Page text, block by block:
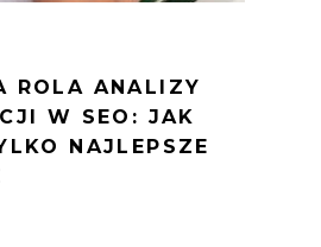
ROLA ANALIZY
W SEO: JAK
NAJLEPSZE